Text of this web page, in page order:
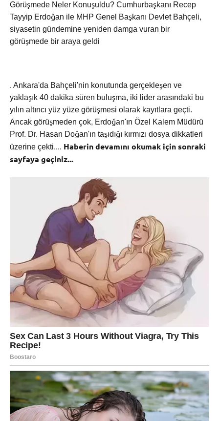
Görüşmede Neler Konuşuldu? Cumhurbaşkanı Recep
Tayyip Erdoğan ile MHP Genel Başkanı Devlet Bahçeli,
siyasetin gündemine yeniden damga vuran bir
görüşmede bir araya geldi
. Ankara'da Bahçeli'nin konutunda gerçekleşen ve
yaklaşık 40 dakika süren buluşma, iki lider arasındaki bu
yılın altıncı yüz yüze görüşmesi olarak kayıtlara geçti.
Ancak görüşmeden çok, Erdoğan'ın Özel Kalem Müdürü
Prof. Dr. Hasan Doğan'ın taşıdığı kırmızı dosya dikkatleri
üzerine çekti.... Haberin devamını okumak için sonraki
sayfaya geçiniz...